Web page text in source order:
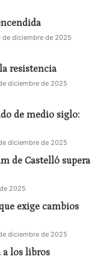
de diciembre de 2025
resistencia
diciembre de 2025
de medio siglo:
diciembre de 2025
de Castelló supera
2025
exige cambios
diciembre de 2025
a los libros